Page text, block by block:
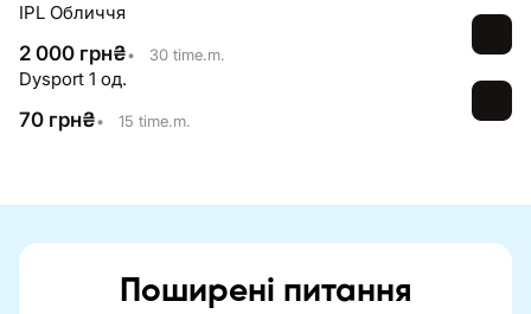
IPL Обличчя
2 000 грн₴• 30 time.m.
Dysport 1 од.
70 грн₴• 15 time.m.
Поширені питання